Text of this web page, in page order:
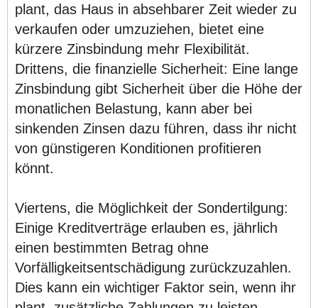
plant, das Haus in absehbarer Zeit wieder zu
verkaufen oder umzuziehen, bietet eine
kürzere Zinsbindung mehr Flexibilität.
Drittens, die finanzielle Sicherheit: Eine lange
Zinsbindung gibt Sicherheit über die Höhe der
monatlichen Belastung, kann aber bei
sinkenden Zinsen dazu führen, dass ihr nicht
von günstigeren Konditionen profitieren
könnt.
Viertens, die Möglichkeit der Sondertilgung:
Einige Kreditverträge erlauben es, jährlich
einen bestimmten Betrag ohne
Vorfälligkeitsentschädigung zurückzuzahlen.
Dies kann ein wichtiger Faktor sein, wenn ihr